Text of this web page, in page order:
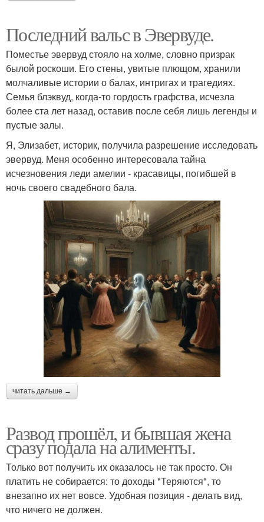
Последний вальс в Эвервуде.
Поместье эвервуд стояло на холме, словно призрак
былой роскоши. Его стены, увитые плющом, хранили
молчаливые истории о балах, интригах и трагедиях.
Семья блэквуд, когда-то гордость графства, исчезла
более ста лет назад, оставив после себя лишь легенды и
пустые залы.
Я, Элизабет, историк, получила разрешение исследовать
эвервуд. Меня особенно интересовала тайна
исчезновения леди амелии - красавицы, погибшей в
ночь своего свадебного бала.
читать дальше →
Развод прошёл, и бывшая жена
сразу подала на алименты.
Только вот получить их оказалось не так просто. Он
платить не собирается: то доходы "Теряются", то
внезапно их нет вовсе. Удобная позиция - делать вид,
что ничего не должен.